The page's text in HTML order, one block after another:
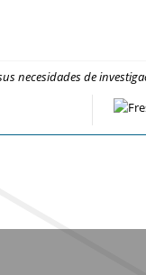
necesidades de